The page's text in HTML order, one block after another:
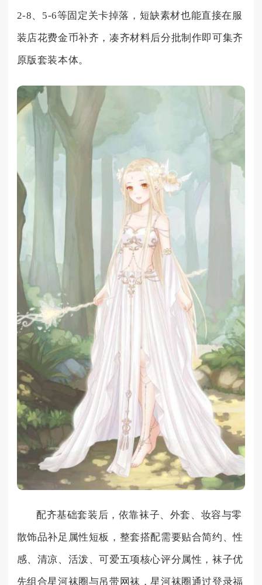
2-8、5-6等固定关卡掉落，短缺素材也能直接在服
装店花费金币补齐，凑齐材料后分批制作即可集齐
原版套装本体。
配齐基础套装后，依靠袜子、外套、妆容与零
散饰品补足属性短板，整套搭配需要贴合简约、性
感、清凉、活泼、可爱五项核心评分属性，袜子优
先组合星河袜圈与吊带网袜，星河袜圈通过登录福